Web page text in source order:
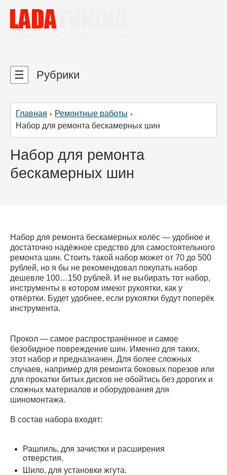
Главная
Ремонтные работы
Набор для ремонта бескамерных шин
Набор для ремонта
бескамерных шин
Набор для ремонта бескамерных колёс — удобное и
достаточно надёжное средство для самостоятельного
ремонта шин. Стоить такой набор может от 70 до 500
рублей, но я бы не рекомендовал покупать набор
дешевле 100…150 рублей. И не выбирать тот набор,
инструменты в котором имеют рукоятки, как у
отвёртки. Будет удобнее, если рукоятки будут поперёк
инструмента.
Прокол — самое распространённое и самое
безобидное повреждение шин. Именно для таких,
этот набор и предназначен. Для более сложных
случаев, например для ремонта боковых порезов или
для прокатки битых дисков не обойтись без дорогих и
сложных материалов и оборудования для
шиномонтажа.
В состав набора входят:
Рашпиль, для зачистки и расширения
отверстия.
Шило, для установки жгута.
☰ Рубрики